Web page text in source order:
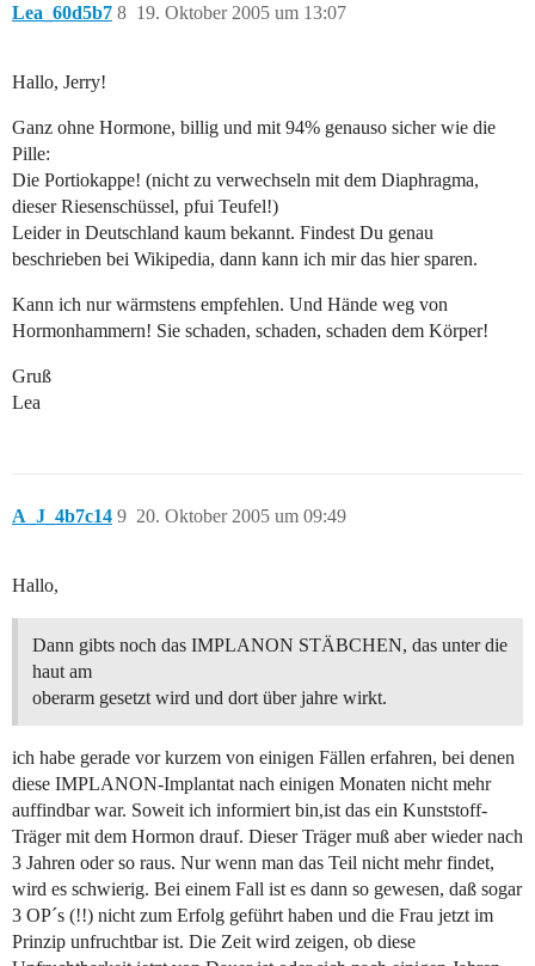
Lea_60d5b7 19. Oktober 2005 um 13:07
8
Hallo, Jerry!
Ganz ohne Hormone, billig und mit 94% genauso sicher wie die
Pille:
Die Portiokappe! (nicht zu verwechseln mit dem Diaphragma,
dieser Riesenschüssel, pfui Teufel!)
Leider in Deutschland kaum bekannt. Findest Du genau
beschrieben bei Wikipedia, dann kann ich mir das hier sparen.
Kann ich nur wärmstens empfehlen. Und Hände weg von
Hormonhammern! Sie schaden, schaden, schaden dem Körper!
Gruß
Lea
A_J_4b7c14 20. Oktober 2005 um 09:49
9
Hallo,
Dann gibts noch das IMPLANON STÄBCHEN, das unter die
haut am
oberarm gesetzt wird und dort über jahre wirkt.
ich habe gerade vor kurzem von einigen Fällen erfahren, bei denen
diese IMPLANON-Implantat nach einigen Monaten nicht mehr
auffindbar war. Soweit ich informiert bin,ist das ein Kunststoff-
Träger mit dem Hormon drauf. Dieser Träger muß aber wieder nach
3 Jahren oder so raus. Nur wenn man das Teil nicht mehr findet,
wird es schwierig. Bei einem Fall ist es dann so gewesen, daß sogar
3 OP´s (!!) nicht zum Erfolg geführt haben und die Frau jetzt im
Prinzip unfruchtbar ist. Die Zeit wird zeigen, ob diese